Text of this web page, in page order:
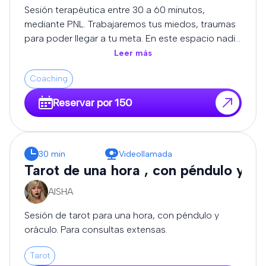
cómo avanzar con mayor conciencia y
empoderamiento. 💫 ¿Para quién es este servicio?
Para quienes buscan más que predicciones. Si
deseas comprender el “por qué” detrás de lo que
este servicio es para ti. 🌟 Beneficios: Claridad en
momentos de duda Acompañamiento en
procesos de cambio Comprensión emocional y
espiritual Dirección y motivación para avanzar
Cada lectura se realiza en un espacio seguro,
confidencial y enriquecedor, donde tu crecimiento
personal es lo más importante. 🌙 Reserva tu
lectura ahora y comienza a transformar tu realidad
desde la conciencia.
Sesión terapéutica entre 30 a 60 minutos,
mediante PNL. Trabajaremos tus miedos, traumas
para poder llegar a tu meta. En este espacio nadie
te juzgará, estaré para escucharte.
Leer más
Coaching
Reservar por 150
30 min Videollamada
Tarot de una hora , con péndulo y
AISHA
Sesión de tarot para una hora, con péndulo y
oráculo. Para consultas extensas.
Tarot